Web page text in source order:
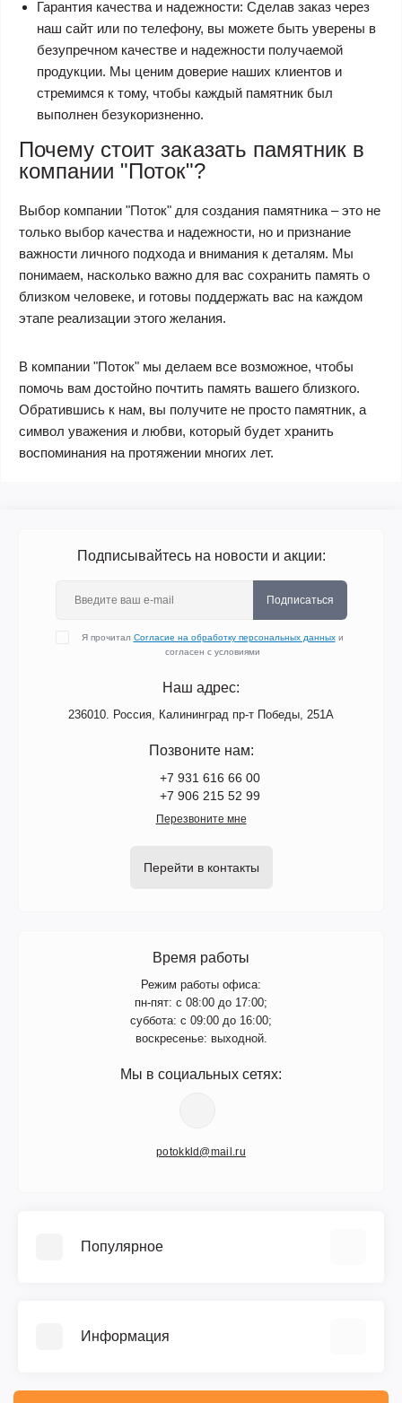
Гарантия качества и надежности: Сделав заказ через
наш сайт или по телефону, вы можете быть уверены в
безупречном качестве и надежности получаемой
продукции. Мы ценим доверие наших клиентов и
стремимся к тому, чтобы каждый памятник был
выполнен безукоризненно.
Почему стоит заказать памятник в
компании "Поток"?
Выбор компании "Поток" для создания памятника – это не
только выбор качества и надежности, но и признание
важности личного подхода и внимания к деталям. Мы
понимаем, насколько важно для вас сохранить память о
близком человеке, и готовы поддержать вас на каждом
этапе реализации этого желания.
В компании "Поток" мы делаем все возможное, чтобы
помочь вам достойно почтить память вашего близкого.
Обратившись к нам, вы получите не просто памятник, а
символ уважения и любви, который будет хранить
воспоминания на протяжении многих лет.
Подписывайтесь на новости и акции:
Подписаться
Я прочитал Согласие на обработку персональных данныхи
согласен с условиями
Наш адрес:
236010. Россия, Калининград пр-т Победы, 251А
Позвоните нам:
+7 931 616 66 00
+7 906 215 52 99
Перезвоните мне
Перейти в контакты
Время работы
Режим работы офиса:
пн-пят: с 08:00 до 17:00;
суббота: с 09:00 до 16:00;
воскресенье: выходной.
Мы в социальных сетях:
potokkld@mail.ru
Популярное
Благоустройство захоронения
Информация